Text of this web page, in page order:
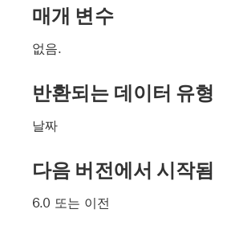
매개 변수
없음.
반환되는 데이터 유형
날짜
다음 버전에서 시작됨
6.0 또는 이전